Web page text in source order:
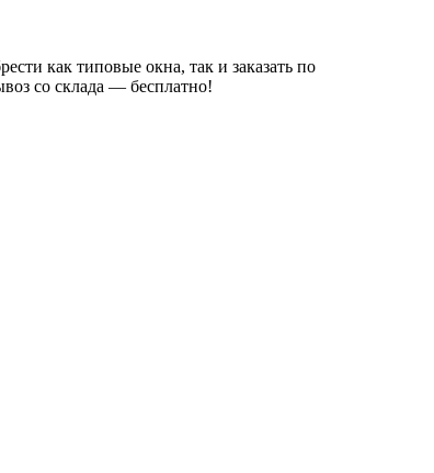
как типовые окна, так и заказать по
со склада — бесплатно!